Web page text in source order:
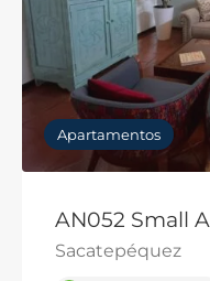
Apartamentos
AN052 Small
Sacatepéquez